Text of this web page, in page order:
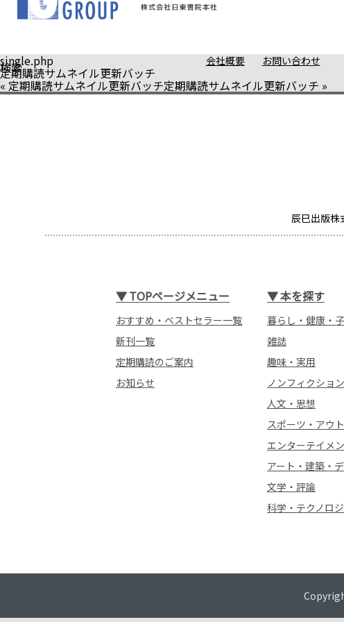
会社概要 お問い合わせ
検索
single.php
定期購読サムネイル更新バッチ
« 定期購読サムネイル更新バッチ定期購読サムネイル更新バッチ »
辰巳出版株
▼TOPページメニュー
おすすめ・ベストセラー一覧
新刊一覧
定期購読のご案内
お知らせ
▼本を探す
暮らし・健康・
雑誌
趣味・実用
ノンフィクション
人文・思想
スポーツ・アウ
エンターテイメ
アート・建築・
文学・評論
科学・テクノロ